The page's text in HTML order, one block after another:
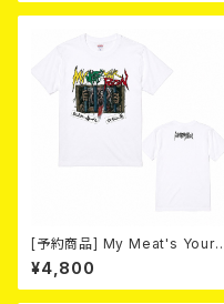
[予約商品] My Meat's Your
Poison -あんたにゃ毒でもオイ
ラにゃ薬- (WHITE) 熊本地震
復興支援T-shirt (XXL & XXX
¥4,800